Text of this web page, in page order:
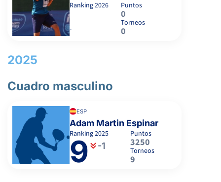
Ranking2026
-
Puntos
0
Torneos
0
2025
Cuadro masculino
ESP
Adam Martin Espinar
Ranking2025
9 -1
Puntos
3250
Torneos
9